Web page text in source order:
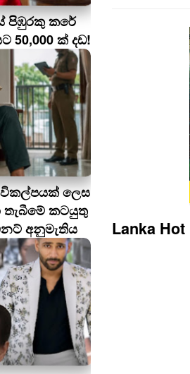
පිඹුරකු කරේ
50,000 ක් දඩ!
විකල්පයක් ලෙස
තැබීමේ කටයුතු
අනුමැතිය
Lanka